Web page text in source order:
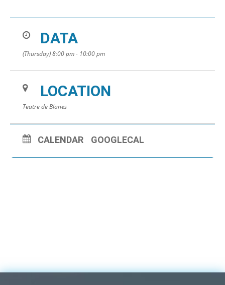
DATA
(Thursday) 8:00 pm - 10:00 pm
LOCATION
Teatre de Blanes
CALENDAR GOOGLECAL